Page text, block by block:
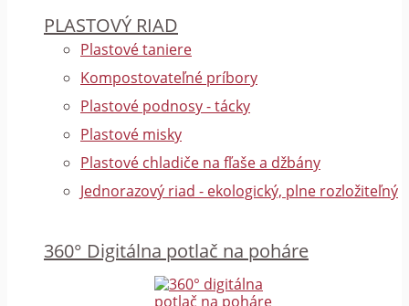
PLASTOVÝ RIAD
Plastové taniere
Kompostovateľné príbory
Plastové podnosy - tácky
Plastové misky
Plastové chladiče na fľaše a džbány
Jednorazový riad - ekologický, plne rozložiteľný
360° Digitálna potlač na poháre